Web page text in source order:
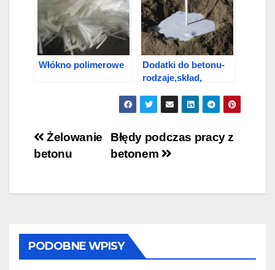
Włókno polimerowe
Dodatki do betonu-
rodzaje,skład,
NawigacjaBłędy podczas pracy z
betonem
Żelowanie
betonu
PODOBNE WPISY